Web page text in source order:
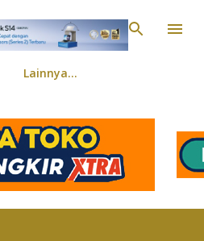
Langsung ke konten
Lainnya…